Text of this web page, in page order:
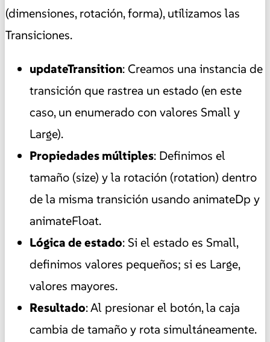
(dimensiones, rotación, forma), utilizamos las
Transiciones.
updateTransition: Creamos una instancia de
transición que rastrea un estado (en este
caso, un enumerado con valores Small y
Large).
Propiedades múltiples: Definimos el
tamaño (size) y la rotación (rotation) dentro
de la misma transición usando animateDp y
animateFloat.
Lógica de estado: Si el estado es Small,
definimos valores pequeños; si es Large,
valores mayores.
Resultado: Al presionar el botón, la caja
cambia de tamaño y rota simultáneamente.